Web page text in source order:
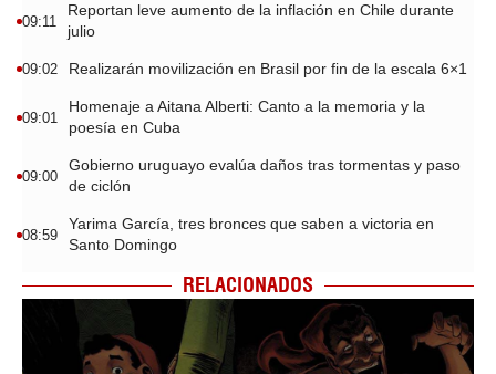
09:11
Reportan leve aumento de la inflación en Chile durante
julio
09:02 Realizarán movilización en Brasil por fin de la escala 6×1
09:01
Homenaje a Aitana Alberti: Canto a la memoria y la
poesía en Cuba
09:00
Gobierno uruguayo evalúa daños tras tormentas y paso
de ciclón
08:59
Yarima García, tres bronces que saben a victoria en
Santo Domingo
RELACIONADOS